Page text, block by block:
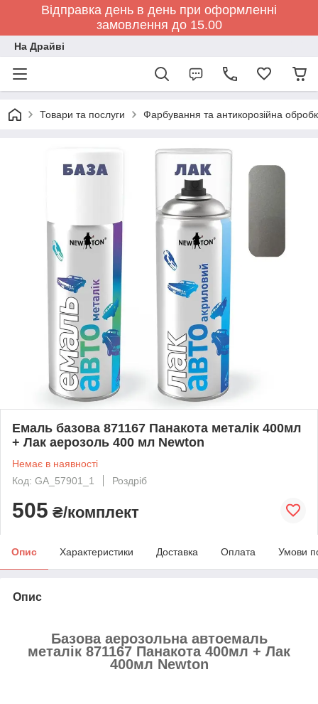
Відправка день в день при оформленні
замовлення до 15.00
На Драйві
Товари та послуги Фарбування та антикорозійна
Емаль базова 871167 Панакота металік 400мл
+ Лак аерозоль 400 мл Newton
Немає в наявності
Код: GA_57901_1
Роздріб
505 ₴/комплект
Опис Характеристики Доставка Оплата Умови
Опис
Базова аерозольна автоемаль
металік 871167 Панакота 400мл + Лак
400мл Newton